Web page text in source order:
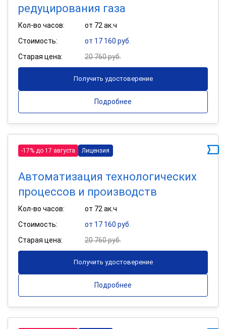
редуцирования газа
Кол-во часов:
от 72 ак.ч
Стоимость:
от 17 160 руб.
Старая цена:
20 760 руб.
Получить удостоверение
Подробнее
-17% до 17 августа Лицензия
Автоматизация технологических
процессов и производств
Кол-во часов:
от 72 ак.ч
Стоимость:
от 17 160 руб.
Старая цена:
20 760 руб.
Получить удостоверение
Подробнее